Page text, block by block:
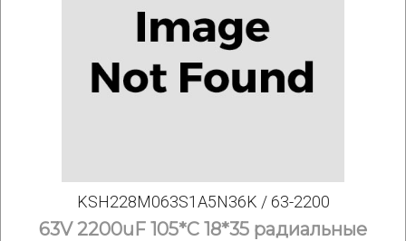
KSH228M063S1A5N36K / 63-2200
63V 2200uF 105*C 18*35 радиальные